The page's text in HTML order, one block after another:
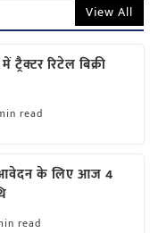
View All
रिटेल बिक्री
read
आवेदन के लिए आज 4
read